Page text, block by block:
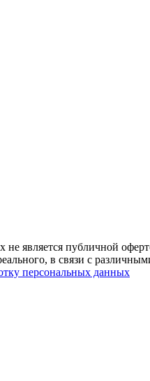
является публичной
в связи с
персональных данных